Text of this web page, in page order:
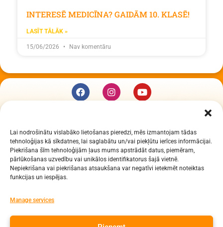
Lai nodrošinātu vislabāko lietošanas pieredzi, mēs izmantojam tādas
tehnoloģijas kā sīkdatnes, lai saglabātu un/vai piekļūtu ierīces informācijai.
Piekrišana šīm tehnoloģijām ļaus mums apstrādāt datus, piemēram,
pārlūkošanas uzvedību vai unikālos identifikatorus šajā vietnē.
Nepiekrišana vai piekrišanas atsaukšana var negatīvi ietekmēt noteiktas
funkcijas un iespējas.
Manage services
INTERESĒ MEDICĪNA? GAIDĀM 10. KLASĒ!
LASĪT TĀLĀK »
15/06/2026 Nav komentāru
Daugavpils Zinātņu vidusskola
Raiņa iela 30, Daugavpils, LV-5401
Reģ. Nr. 2713903513 (IZM)
Daugavpils valstspilsētas pašvaldība 90000077325